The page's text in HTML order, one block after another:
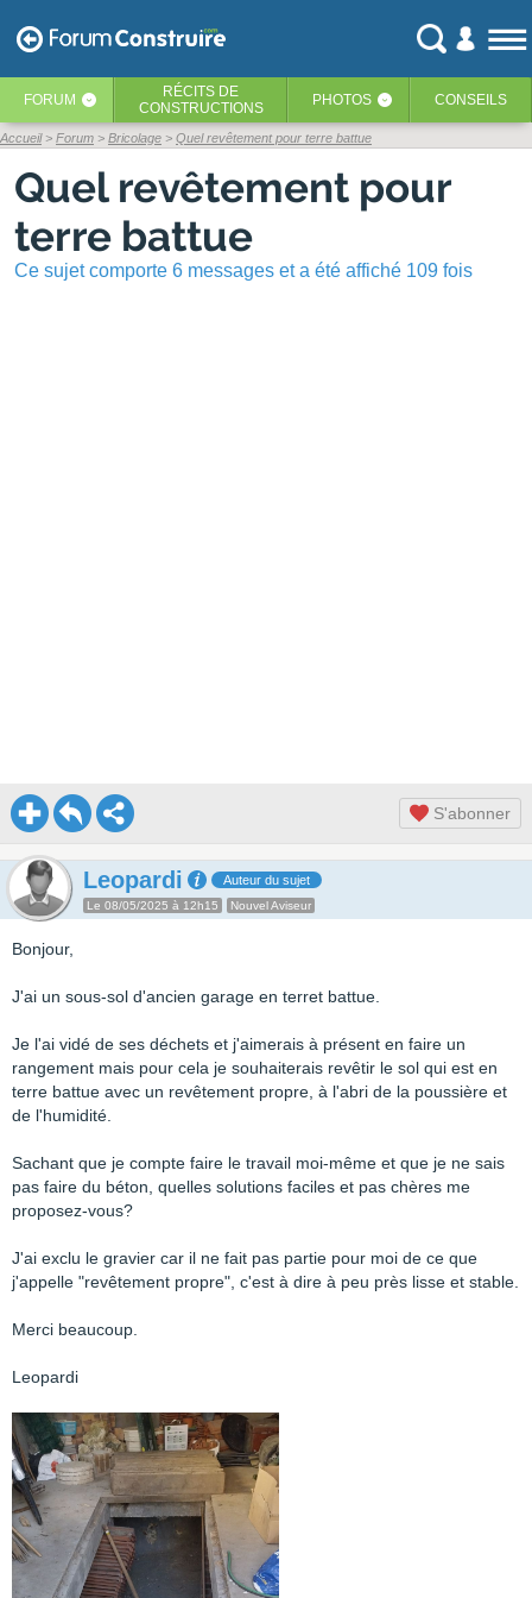
FORUM ‹ RÉCITS DE
CONSTRUCTIONS
PHOTOS ‹ CONSEILS
Accueil Forum Bricolage Quel revêtement pour terre battue
Quel revêtement pour
terre battue
Ce sujet comporte 6 messages et a été affiché 109 fois
S'abonner
Leopardi Auteur du sujet
Le 08/05/2025 à 12h15 Nouvel Aviseur
Bonjour,
J'ai un sous-sol d'ancien garage en terret battue.
Je l'ai vidé de ses déchets et j'aimerais à présent en faire un
rangement mais pour cela je souhaiterais revêtir le sol qui est en
terre battue avec un revêtement propre, à l'abri de la poussière et
de l'humidité.
Sachant que je compte faire le travail moi-même et que je ne sais
pas faire du béton, quelles solutions faciles et pas chères me
proposez-vous?
J'ai exclu le gravier car il ne fait pas partie pour moi de ce que
j'appelle "revêtement propre", c'est à dire à peu près lisse et stable.
Merci beaucoup.
Leopardi